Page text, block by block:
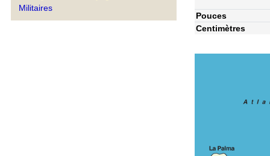
Militaires
Pouces
Centimètres